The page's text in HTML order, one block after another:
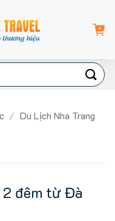
/ Du Lịch Nha Trang
2 đêm từ Đà